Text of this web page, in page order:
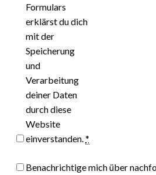
Formulars
erklärst du dich
mit der
Speicherung
und
Verarbeitung
deiner Daten
durch diese
Website
einverstanden.*
Benachrichtige mich über